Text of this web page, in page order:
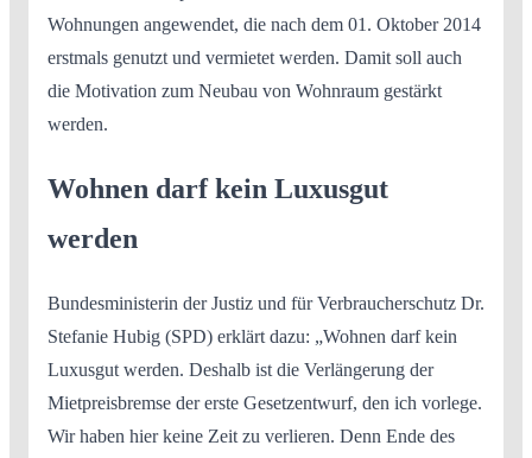
Wohnungen angewendet, die nach dem 01. Oktober 2014
erstmals genutzt und vermietet werden. Damit soll auch
die Motivation zum Neubau von Wohnraum gestärkt
werden.
Wohnen darf kein Luxusgut
werden
Bundesministerin der Justiz und für Verbraucherschutz Dr.
Stefanie Hubig (SPD) erklärt dazu: „Wohnen darf kein
Luxusgut werden. Deshalb ist die Verlängerung der
Mietpreisbremse der erste Gesetzentwurf, den ich vorlege.
Wir haben hier keine Zeit zu verlieren. Denn Ende des